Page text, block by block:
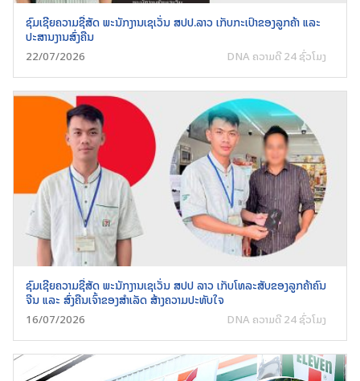
Search
for:
ຊົມເຊີຍຄວາມຊື່ສັດ ພະນັກງານເຊເວັ່ນ ສປປ.ລາວ ເກັບກະເປົາຂອງລູກຄ້າ ແລະ
ປະສານງານສົ່ງຄືນ
22/07/2026 DNA ຄວາມດີ 24 ຊົ່ວໂມງ
ຊົມເຊີຍຄວາມຊື່ສັດ ພະນັກງານເຊເວັ່ນ ສປປ ລາວ ເກັບໂທລະສັບຂອງລູກຄ້າຄົນ
ຈີນ ແລະ ສົ່ງຄືນເຈົ້າຂອງສຳເລັດ ສ້າງຄວາມປະທັບໃຈ
16/07/2026 DNA ຄວາມດີ 24 ຊົ່ວໂມງ